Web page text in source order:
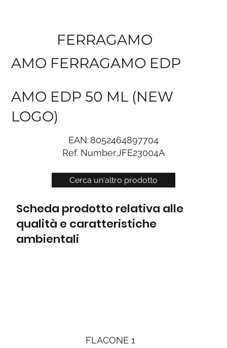
Cerca un'altro prodotto
FERRAGAMO
AMO FERRAGAMO EDP
AMO EDP 50 ML (NEW
LOGO)
EAN:8052464897704
Ref. NumberJFE23004A
Scheda prodotto relativa alle
qualità e caratteristiche
ambientali
FLACONE 1